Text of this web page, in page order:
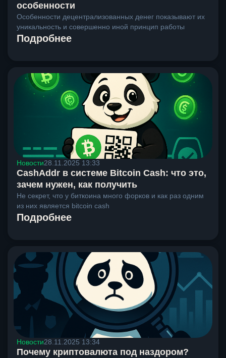
особенности
Особенности децентрализованных денег показывают их
уникальность и совершенно иной принцип работы
Подробнее
Новости28.11.2025 13:33
CashAddr в системе Bitcoin Cash: что это,
зачем нужен, как получить
Не секрет, что у биткоина много форков и как раз одним
из них является bitcoin cash
Подробнее
Новости28.11.2025 13:34
Почему криптовалюта под наздором?